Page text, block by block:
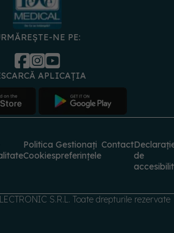
APLICAȚIA
Cookies
Gestionați
preferințele
Contact
S.R.L. Toate drepturile rezervate